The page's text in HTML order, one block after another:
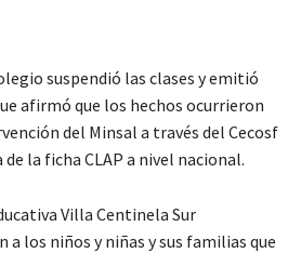
suspendió las clases y emitió
afirmó que los hechos ocurrieron
del Minsal a través del Cecosf
la ficha CLAP a nivel nacional.
Villa Centinela Sur
a los niños y niñas y sus familias que